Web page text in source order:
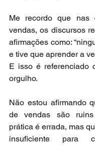
Me recordo que nas
vendas, os discursos
afirmações como:
e tive que aprender a
E isso é referenciado
orgulho.
Não estou afirmando
de vendas são
prática é errada, mas
insuficiente para